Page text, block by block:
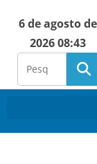
6 de agosto de
2026 08:43